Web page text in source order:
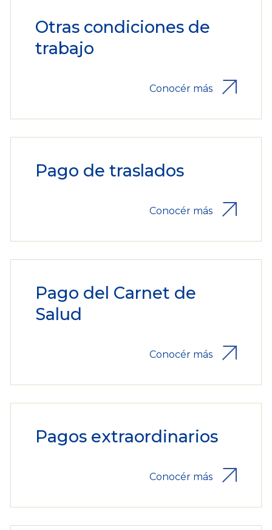
Otras condiciones de
trabajo
Conocér más
Pago de traslados
Conocér más
Pago del Carnet de
Salud
Conocér más
Pagos extraordinarios
Conocér más